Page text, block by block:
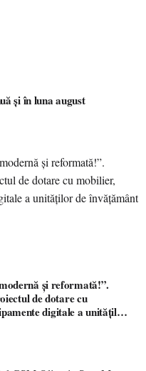
și în luna august
și reformată!”.
de dotare cu
digitale a unităților